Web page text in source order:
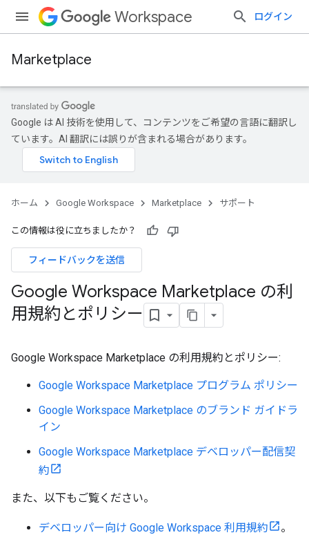
Workspace ログイン
Marketplace
Google は AI 技術を使用して、コンテンツをご希望の言語に翻訳し
ています。AI 翻訳には誤りが含まれる場合があります。
ホーム Google Workspace Marketplace サポート
この情報は役に立ちましたか？
フィードバックを送信
Google Workspace Marketplace の利
用規約とポリシー
Google Workspace Marketplace の利用規約とポリシー:
Google Workspace Marketplace プログラム ポリシー
Google Workspace Marketplace のブランド ガイドラ
イン
Google Workspace Marketplace デベロッパー配信契
約
また、以下もご覧ください。
デベロッパー向け Google Workspace 利用規約 。